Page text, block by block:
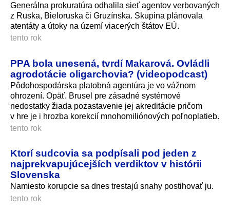
Generálna prokuratúra odhalila sieť agentov verbovaných
z Ruska, Bieloruska či Gruzínska. Skupina plánovala
atentáty a útoky na území viacerých štátov EÚ.
tento rok
PPA bola unesená, tvrdí Makarová. Ovládli
agrodotácie oligarchovia? (videopodcast)
Pôdohospodárska platobná agentúra je vo vážnom
ohrození. Opäť. Brusel pre zásadné systémové
nedostatky žiada pozastavenie jej akreditácie pričom
v hre je i hrozba korekcií mnohomiliónových poľnoplatieb.
tento rok
Ktorí sudcovia sa podpísali pod jeden z
najprekvapujúcejších verdiktov v histórii
Slovenska
Namiesto korupcie sa dnes trestajú snahy postihovať ju.
tento rok